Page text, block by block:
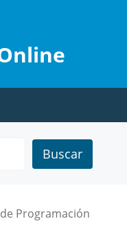
Buscar
Programación